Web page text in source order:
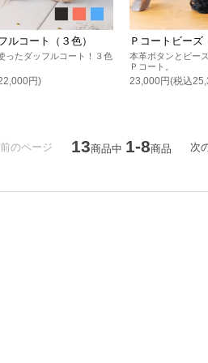
ルコート（３色）
ったダッフルコート！３色
円)
Ｐコートビーズ
本革ボタンとビー
Ｐコート。
23,000円(税込
前のページ 13商品中 1-8商品 次